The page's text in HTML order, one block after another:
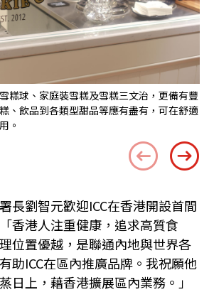
糕球、家庭裝雪糕及雪糕三文治，更備有豐
、飲品到各類型甜品等應有盡有，可在舒適
。
長劉智元歡迎ICC在香港開設首間
香港人注重健康，追求高質食
位置優越，是聯通內地與世界各
助ICC在區內推廣品牌。我祝願他
日上，藉香港擴展區內業務。」